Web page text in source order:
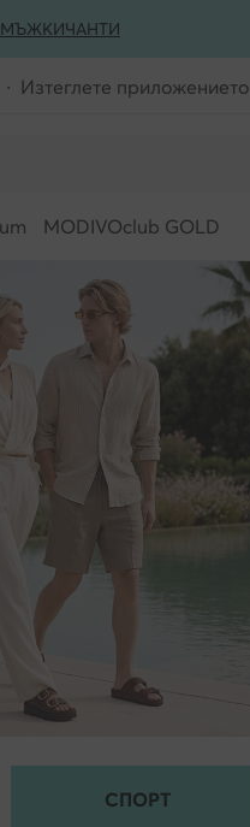
МЪЖКИЧАНТИ
Изтеглете приложението
MODIVOclub GOLD
СПОРТ